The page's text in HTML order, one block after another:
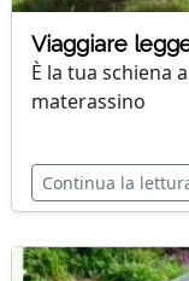
Viaggiare
È la tua schiena
materassino
Continua la